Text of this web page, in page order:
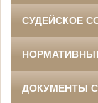
СУДЕЙСКОЕ
ДОКУМЕНТЫ